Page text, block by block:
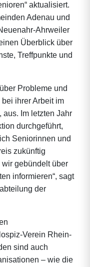
aktualisiert.
Adenau und
Ahrweiler
Überblick über
Treffpunkte und
Probleme und
ihrer Arbeit im
Im letzten Jahr
durchgeführt,
Seniorinnen und
zukünftig
gebündelt über
informieren“, sagt
der
Verein Rhein-
sind auch
– wie die